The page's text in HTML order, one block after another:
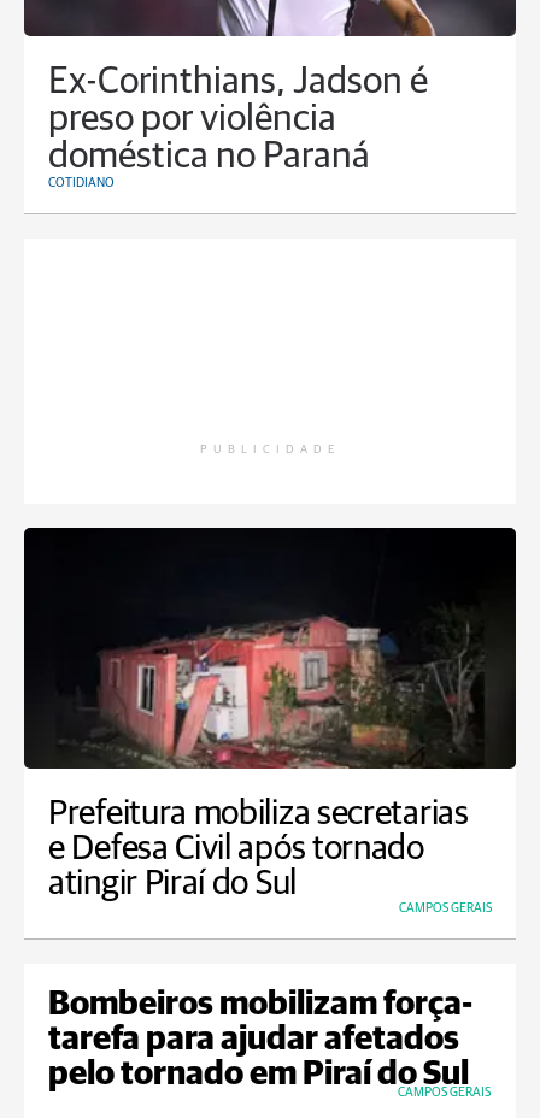
Ex-Corinthians, Jadson é
preso por violência
doméstica no Paraná
COTIDIANO
PUBLICIDADE
Prefeitura mobiliza secretarias
e Defesa Civil após tornado
atingir Piraí do Sul
CAMPOS GERAIS
Bombeiros mobilizam força-
tarefa para ajudar afetados
pelo tornado em Piraí do Sul
CAMPOS GERAIS